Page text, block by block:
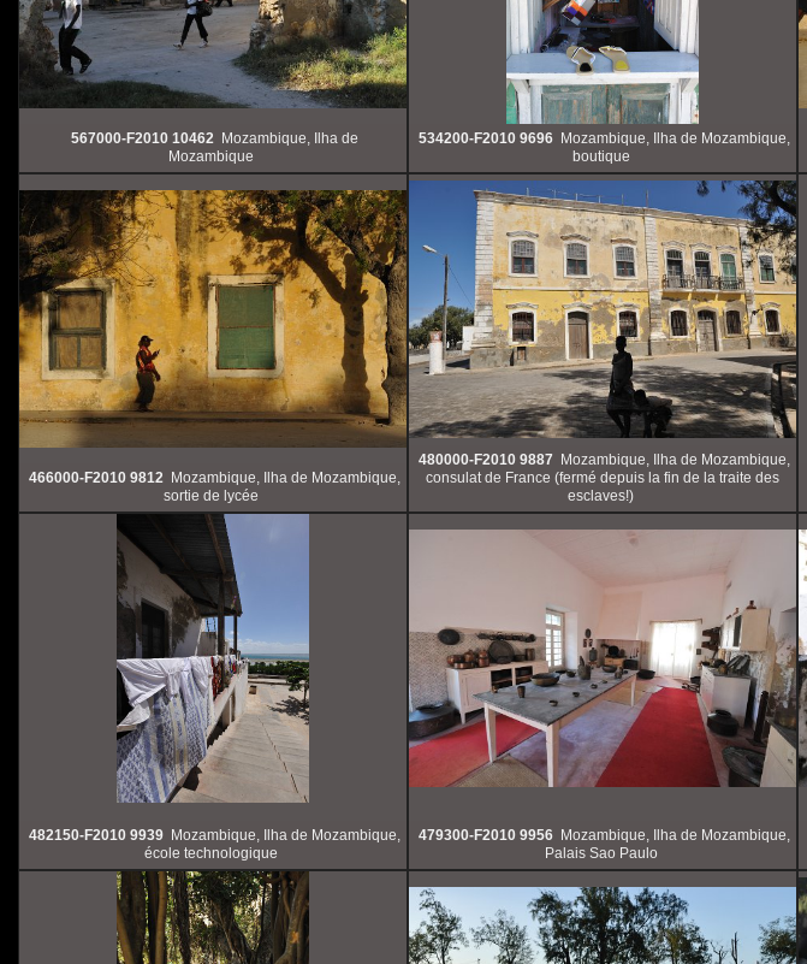
567000-F2010 10462 Mozambique, Ilha de
Mozambique
534200-F2010 9696 Mozambique, Ilha de Mozambique,
boutique
466000-F2010 9812 Mozambique, Ilha de Mozambique,
sortie de lycée
480000-F2010 9887
Mozambique, Ilha de Mozambique,
consulat de France (fermé depuis la fin de la traite des
esclaves!)
482150-F2010 9939 Mozambique, Ilha de Mozambique,
école technologique
479300-F2010 9956 Mozambique, Ilha de Mozambique,
Palais Sao Paulo